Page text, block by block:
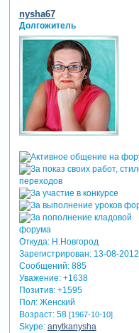
nysha67
Долгожитель
Откуда:Н.Новгород
Зарегистрирован: 13-08-2012
Сообщений:885
Уважение: +1638
Позитив: +1595
Пол:Женский
Возраст:58 [1967-10-10]
Skype: anytkanysha